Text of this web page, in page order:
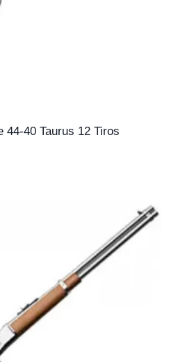
44-40 Taurus 12 Tiros